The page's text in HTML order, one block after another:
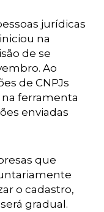
jurídicas
na
de se
Ao
de CNPJs
ferramenta
enviadas
que
o cadastro,
gradual.